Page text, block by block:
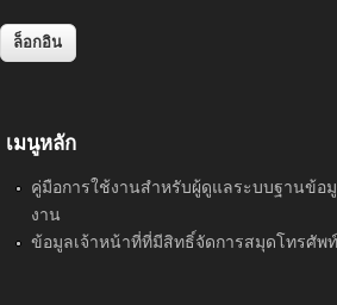
เมนูหลัก
คู่มือการใช้งานสำหรับผู้ดูแลระบบฐานข้อ
งาน
ข้อมูลเจ้าหน้าที่ที่มีสิทธิ์จัดการสมุดโทรศัพท์